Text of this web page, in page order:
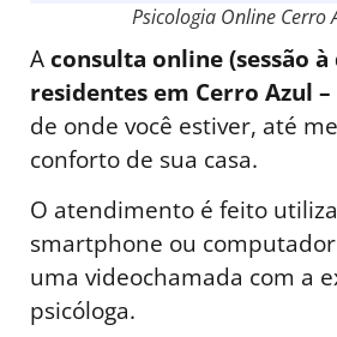
Psicologia Online Cerro
Aconsulta online (sessão
residentes em Cerro Azul –
de onde você estiver, até
conforto de sua casa.
O atendimento é feito
smartphone ou
uma videochamada com a
psicóloga.